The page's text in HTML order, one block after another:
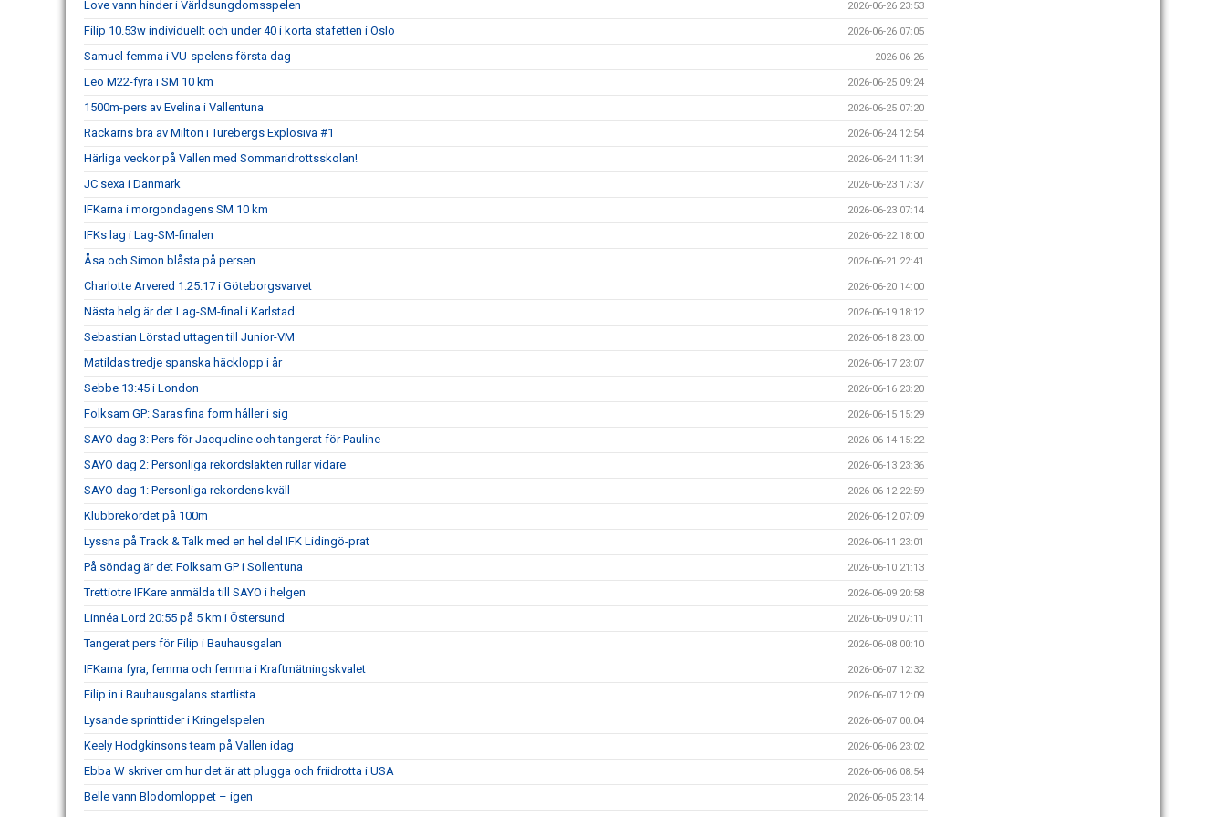
Love vann hinder i Världsungdomsspelen 2026-06-26 23:53
Filip 10.53w individuellt och under 40 i korta stafetten i Oslo 2026-06-26 07:05
Samuel femma i VU-spelens första dag 2026-06-26
Leo M22-fyra i SM 10 km 2026-06-25 09:24
1500m-pers av Evelina i Vallentuna 2026-06-25 07:20
Rackarns bra av Milton i Turebergs Explosiva #1 2026-06-24 12:54
Härliga veckor på Vallen med Sommaridrottsskolan! 2026-06-24 11:34
JC sexa i Danmark 2026-06-23 17:37
IFKarna i morgondagens SM 10 km 2026-06-23 07:14
IFKs lag i Lag-SM-finalen 2026-06-22 18:00
Åsa och Simon blåsta på persen 2026-06-21 22:41
Charlotte Arvered 1:25:17 i Göteborgsvarvet 2026-06-20 14:00
Nästa helg är det Lag-SM-final i Karlstad 2026-06-19 18:12
Sebastian Lörstad uttagen till Junior-VM 2026-06-18 23:00
Matildas tredje spanska häcklopp i år 2026-06-17 23:07
Sebbe 13:45 i London 2026-06-16 23:20
Folksam GP: Saras fina form håller i sig 2026-06-15 15:29
SAYO dag 3: Pers för Jacqueline och tangerat för Pauline 2026-06-14 15:22
SAYO dag 2: Personliga rekordslakten rullar vidare 2026-06-13 23:36
SAYO dag 1: Personliga rekordens kväll 2026-06-12 22:59
Klubbrekordet på 100m 2026-06-12 07:09
Lyssna på Track & Talk med en hel del IFK Lidingö-prat 2026-06-11 23:01
På söndag är det Folksam GP i Sollentuna 2026-06-10 21:13
Trettiotre IFKare anmälda till SAYO i helgen 2026-06-09 20:58
Linnéa Lord 20:55 på 5 km i Östersund 2026-06-09 07:11
Tangerat pers för Filip i Bauhausgalan 2026-06-08 00:10
IFKarna fyra, femma och femma i Kraftmätningskvalet 2026-06-07 12:32
Filip in i Bauhausgalans startlista 2026-06-07 12:09
Lysande sprinttider i Kringelspelen 2026-06-07 00:04
Keely Hodgkinsons team på Vallen idag 2026-06-06 23:02
Ebba W skriver om hur det är att plugga och friidrotta i USA 2026-06-06 08:54
Belle vann Blodomloppet – igen 2026-06-05 23:14